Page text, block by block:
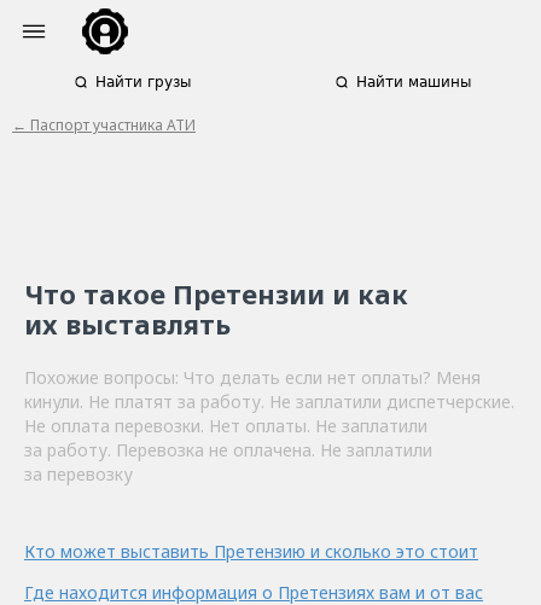
Найти грузы Найти машины
← Паспорт участника АТИ
Что такое Претензии и как
их выставлять
Похожие вопросы: Что делать если нет оплаты? Меня
кинули. Не платят за работу. Не заплатили диспетчерские.
Не оплата перевозки. Нет оплаты. Не заплатили
за работу. Перевозка не оплачена. Не заплатили
за перевозку
Кто может выставить Претензию и сколько это стоит
Где находится информация о Претензиях вам и от вас